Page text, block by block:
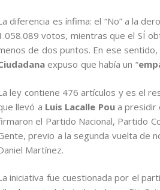
diferencia es ínfima: el “No” a la
votos, mientras que el SÍ
de dos puntos. En ese
expuso que había un “
ley contiene 476 artículos y es el
llevó a Luis Lacalle Poua presidir
el Partido Nacional, Partido
previo a la segunda vuelta de
Martínez.
iniciativa fue cuestionada por el